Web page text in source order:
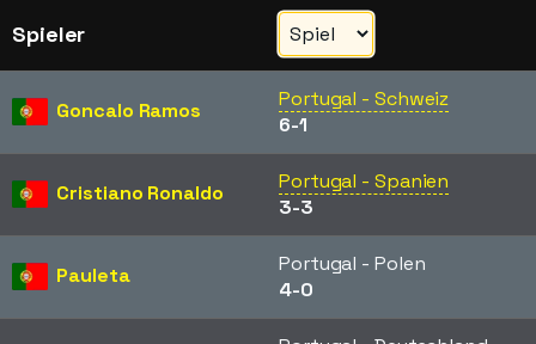
Spieler
Goncalo Ramos
Portugal - Schweiz
6-1
Cristiano Ronaldo
Portugal - Spanien
3-3
Pauleta
Portugal - Polen
4-0